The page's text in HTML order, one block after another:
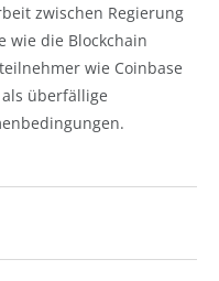
zwischen Regierung
wie die Blockchain
wie Coinbase
überfällige